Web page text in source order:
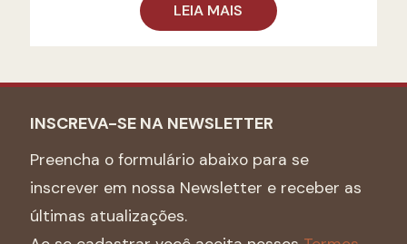
LEIA MAIS
INSCREVA-SE NA NEWSLETTER
Preencha o formulário abaixo para se
inscrever em nossa Newsletter e receber as
últimas atualizações.